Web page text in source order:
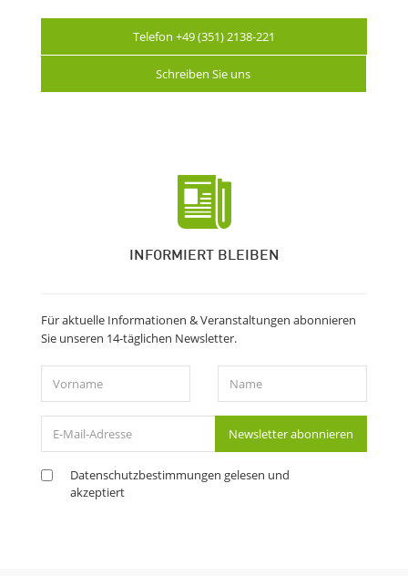
Telefon +49 (351) 2138-221
Schreiben Sie uns
INFORMIERT BLEIBEN
Für aktuelle Informationen & Veranstaltungen abonnieren
Sie unseren 14-täglichen Newsletter.
Mail-
Adresse
Newsletter abonnieren
Datenschutzbestimmungen gelesen und
akzeptiert